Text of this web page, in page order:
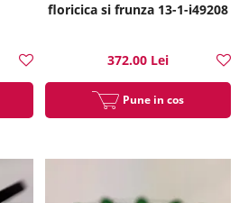
floricica si frunza 13-1-i49208
372.00 Lei
Pune in cos